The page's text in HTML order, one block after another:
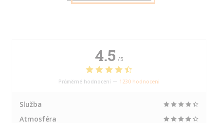
4.5 /5
Průměrné hodnocení — 1230 hodnoceni
Služba
Atmosféra